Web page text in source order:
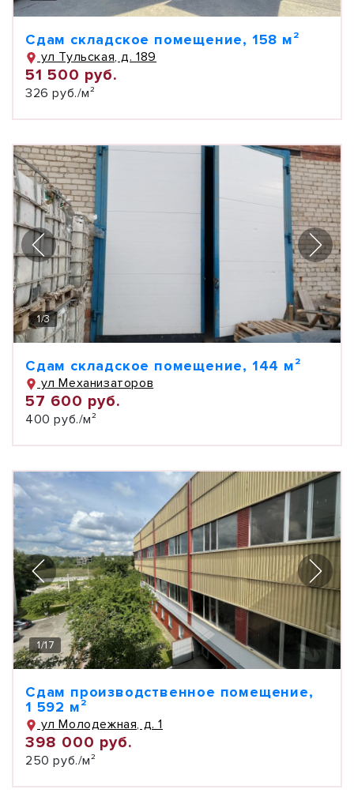
Сдам складское помещение, 158 м²
ул Тульская, д. 189
51 500 руб.
326 руб./м²
1/3
Сдам складское помещение, 144 м²
ул Механизаторов
57 600 руб.
400 руб./м²
1/17
Сдам производственное помещение,
1 592 м²
ул Молодежная, д. 1
398 000 руб.
250 руб./м²